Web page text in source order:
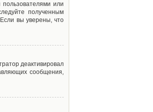
или
полученным
вы уверены, что
деактивировал
сообщения,